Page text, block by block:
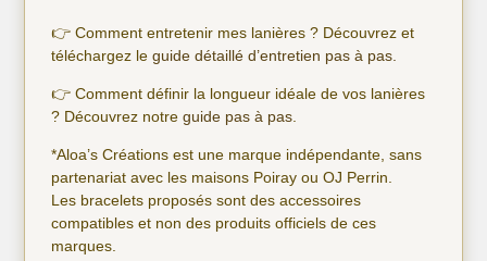
👉 Comment entretenir mes lanières ? Découvrez et
téléchargez leguide détaillé d’entretien pas à pas.
👉 Comment définir la longueur idéale de vos lanières
? Découvrez notreguide pas à pas
*Aloa’s Créations est une marque indépendante, sans
partenariat avec les maisons Poiray ou OJ Perrin.
Les bracelets proposés sont des accessoires
compatibles et non des produits officiels de ces
marques.